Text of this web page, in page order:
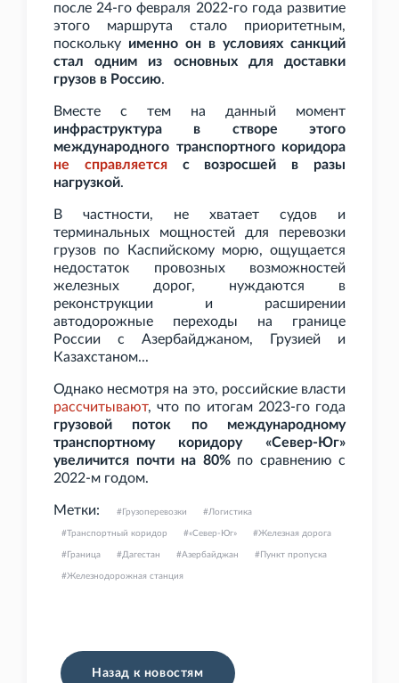
после 24-го февраля 2022-го года развитие
этого маршрута стало приоритетным,
поскольку именно он в условиях санкций
стал одним из основных для доставки
грузов в Россию.
Вместе с тем на данный момент
инфраструктура в створе этого
международного транспортного коридора
не справляетсяс возросшей в разы
нагрузкой.
В частности, не хватает судов и
терминальных мощностей для перевозки
грузов по Каспийскому морю, ощущается
недостаток провозных возможностей
железных дорог, нуждаются в
реконструкции и расширении
автодорожные переходы на границе
России с Азербайджаном, Грузией и
Казахстаном...
Однако несмотря на это, российские власти
рассчитывают, что по итогам 2023-го года
грузовой поток по международному
транспортному коридору «Север-Юг»
увеличится почти на 80%по сравнению с
2022-м годом.
Метки: Грузоперевозки Логистика
Транспортный коридор «Север-Юг» Железная дорога
Граница Дагестан Азербайджан Пункт пропуска
Железнодорожная станция
Назад к новостям